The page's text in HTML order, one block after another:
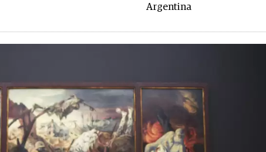
Argentina